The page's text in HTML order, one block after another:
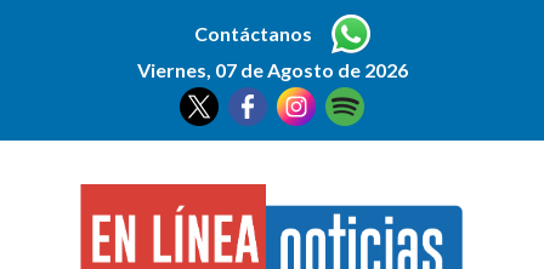
Contáctanos
Viernes, 07 de Agosto de 2026